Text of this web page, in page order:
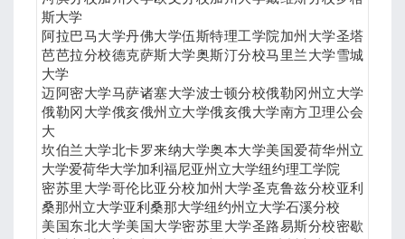
斯大学
阿拉巴马大学丹佛大学伍斯特理工学院加州大学圣塔
芭芭拉分校德克萨斯大学奥斯汀分校马里兰大学雪城
大学
迈阿密大学马萨诸塞大学波士顿分校俄勒冈州立大学
俄勒冈大学俄亥俄州立大学俄亥俄大学南方卫理公会
大
坎伯兰大学北卡罗来纳大学奥本大学美国爱荷华州立
大学爱荷华大学加利福尼亚州立大学纽约理工学院
密苏里大学哥伦比亚分校加州大学圣克鲁兹分校亚利
桑那州立大学亚利桑那大学纽约州立大学石溪分校
美国东北大学美国大学密苏里大学圣路易斯分校密歇